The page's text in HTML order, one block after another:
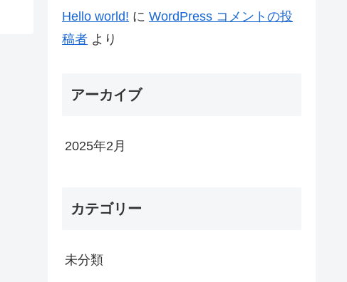
Hello world! に WordPress コメントの投
稿者 より
アーカイブ
2025年2月
カテゴリー
未分類